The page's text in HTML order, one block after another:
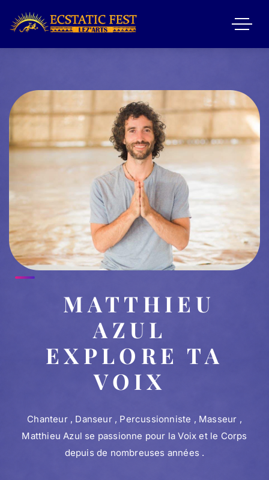
MATTHIEU
AZUL
EXPLORE TA
VOIX
Chanteur , Danseur , Percussionniste , Masseur ,
Matthieu Azul se passionne pour la Voix et le Corps
depuis de nombreuses années .